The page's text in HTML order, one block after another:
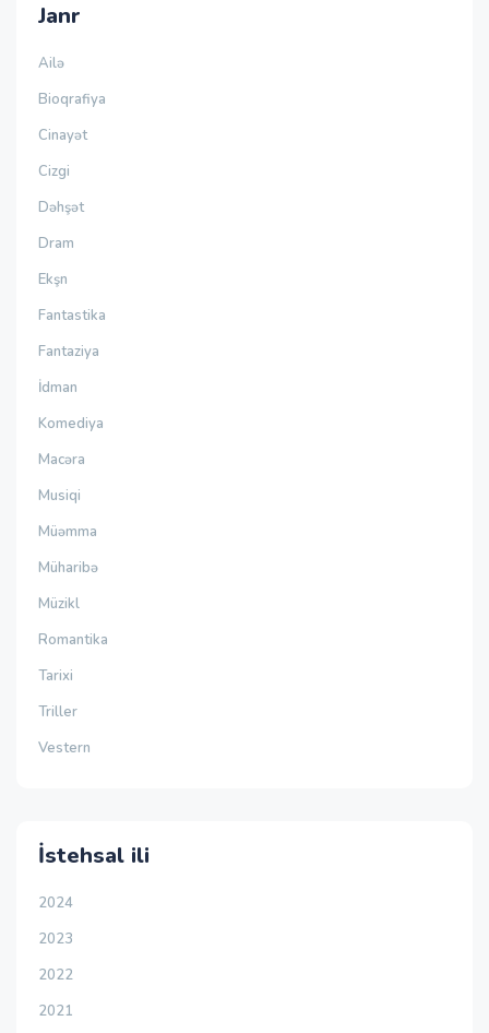
Janr
Ailə
Bioqrafiya
Cinayət
Cizgi
Dəhşət
Dram
Ekşn
Fantastika
Fantaziya
İdman
Komediya
Macəra
Musiqi
Müəmma
Müharibə
Müzikl
Romantika
Tarixi
Triller
Vestern
İstehsal ili
2024
2023
2022
2021